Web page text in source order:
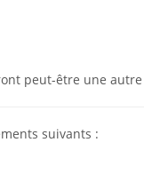
peut-être une
suivants :